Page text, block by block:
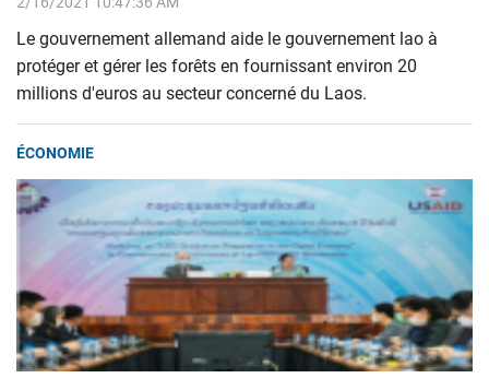
Le gouvernement allemand aide le gouvernement lao à
protéger et gérer les forêts en fournissant environ 20
millions d'euros au secteur concerné du Laos.
ÉCONOMIE